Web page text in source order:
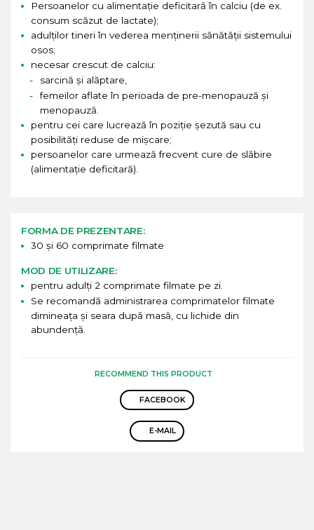
Persoanelor cu alimentație deficitară în calciu (de ex.
consum scăzut de lactate);
adulților tineri în vederea menținerii sănătății sistemului
osos;
necesar crescut de calciu:
sarcină și alăptare,
femeilor aflate în perioada de pre-menopauză și
menopauză.
pentru cei care lucrează în poziţie șezută sau cu
posibilităţi reduse de mișcare;
persoanelor care urmează frecvent cure de slăbire
(alimentație deficitară).
FORMA DE PREZENTARE:
30 și 60 comprimate filmate
MOD DE UTILIZARE:
pentru adulți 2 comprimate filmate pe zi.
Se recomandă administrarea comprimatelor filmate
dimineața și seara după masă, cu lichide din
abundență.
RECOMMEND THIS PRODUCT
FACEBOOK
E-MAIL